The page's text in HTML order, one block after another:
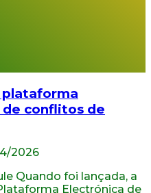
plataforma
conflitos de
2026
Quando foi lançada, a
Electrónica de